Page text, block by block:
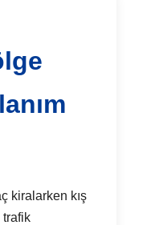
kiralarken kış
trafik